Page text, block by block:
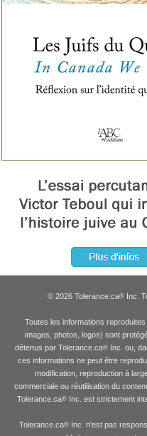
© 2026 Tolerance.ca®Inc.
Toutes les informations
images, photos, logos) sont
détenus par Tolerance.ca® Inc. ou,
ces informations ne peut être
modification, reproduction à
commerciale ou réutilisation du
Tolerance.ca® Inc. est strictement
Tolerance.ca® Inc. n'est pas